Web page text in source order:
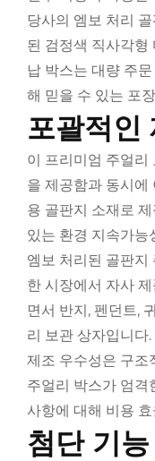
당사의 엠보 처리
된 검정색 직사각형
납 박스는 대량 주
해 믿을 수 있는 포
포괄적인
이 프리미엄 주얼리
을 제공함과 동시에
용 골판지 소재로
있는 환경 지속가능
엠보 처리된 골판지
한 시장에서 자사
면서 반지, 펜던트,
리 보관 상자입니다.
제조 우수성은 구조
주얼리 박스가 엄격
사항에 대해 비용
첨단 기